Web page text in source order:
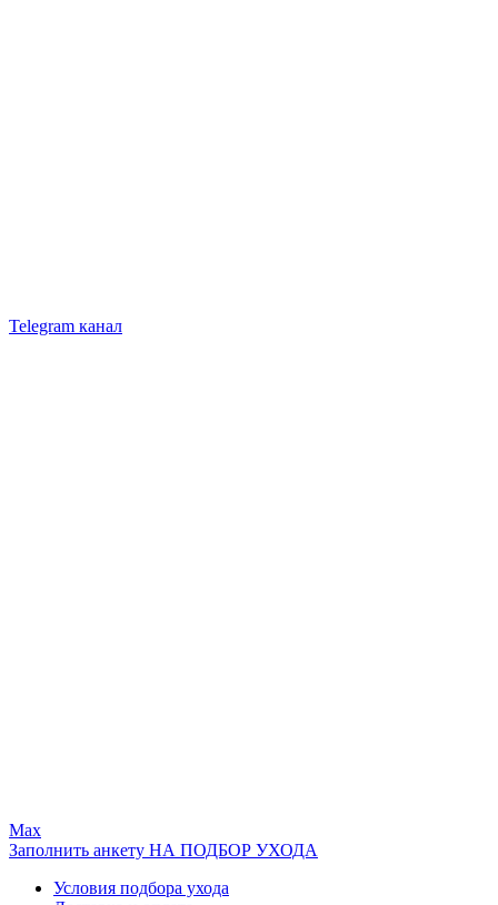
Telegram канал
Max
Заполнить анкету НА ПОДБОР УХОДА
Условия подбора ухода